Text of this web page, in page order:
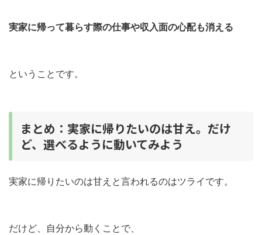
実家に帰って暮らす際の仕事や収入面の心配も消える
ということです。
まとめ：実家に帰りたいのは甘え。だけ
ど、選べるように動いてみよう
実家に帰りたいのは甘えと言われるのはツライです。
だけど、自分から動くことで、